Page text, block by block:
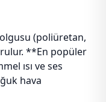
(poliüretan,
**En popüler
ısı ve ses
hava